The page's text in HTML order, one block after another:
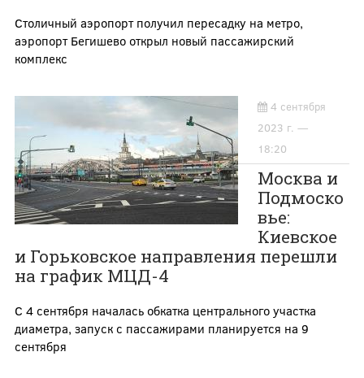
Столичный аэропорт получил пересадку на метро,
аэропорт Бегишево открыл новый пассажирский
комплекс
4 сентября
2023 г. —
18:20
Москва и
Подмоско
вье:
Киевское
и Горьковское направления перешли
на график МЦД-4
С 4 сентября началась обкатка центрального участка
диаметра, запуск с пассажирами планируется на 9
сентября